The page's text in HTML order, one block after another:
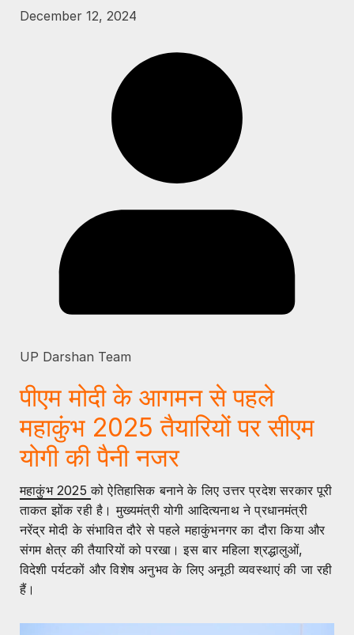
December 12, 2024
UP Darshan Team
पीएम मोदी के आगमन से पहले
महाकुंभ 2025 तैयारियों पर सीएम
योगी की पैनी नजर
महाकुंभ 2025को ऐतिहासिक बनाने के लिए उत्तर प्रदेश सरकार पूरी
ताकत झोंक रही है। मुख्यमंत्री योगी आदित्यनाथ ने प्रधानमंत्री
नरेंद्र मोदी के संभावित दौरे से पहले महाकुंभनगर का दौरा किया और
संगम क्षेत्र की तैयारियों को परखा। इस बार महिला श्रद्धालुओं,
विदेशी पर्यटकों और विशेष अनुभव के लिए अनूठी व्यवस्थाएं की जा रही
हैं।